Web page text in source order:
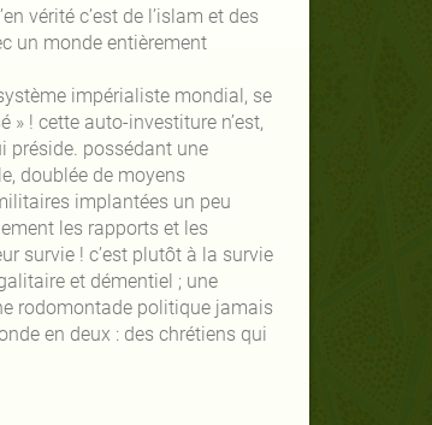
vérité c’est de l’islam et des
un monde entièrement
impérialiste mondial, se
! cette auto-investiture n’est,
préside. possédant une
doublée de moyens
implantées un peu
les rapports et les
survie ! c’est plutôt à la survie
et démentiel ; une
rodomontade politique jamais
en deux : des chrétiens qui